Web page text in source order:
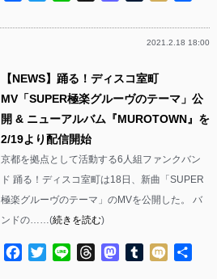
2021.2.18 18:00
【NEWS】踊る！ディスコ室町
MV「SUPER極楽グルーヴのテーマ」公
開 & ニューアルバム『MUROTOWN』を
2/19より配信開始
京都を拠点として活動する6人組ファンクバン
ド 踊る！ディスコ室町は18日、新曲「SUPER
極楽グルーヴのテーマ」のMVを公開した。 バ
ンドの……(続きを読む)
Facebook
TwitterLine ThreadsMastodon
Tumblr
Mixi